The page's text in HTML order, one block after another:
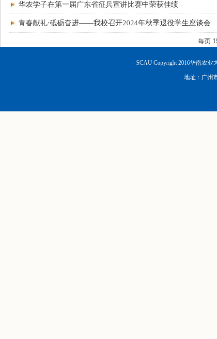
华农学子在第一届广东省征兵宣讲比赛中荣获佳绩
青春献礼·砥砺奋进——我校召开2024年秋季退役学生座谈会
每页
SCAU Copyright 2016华南农业
地址：广州